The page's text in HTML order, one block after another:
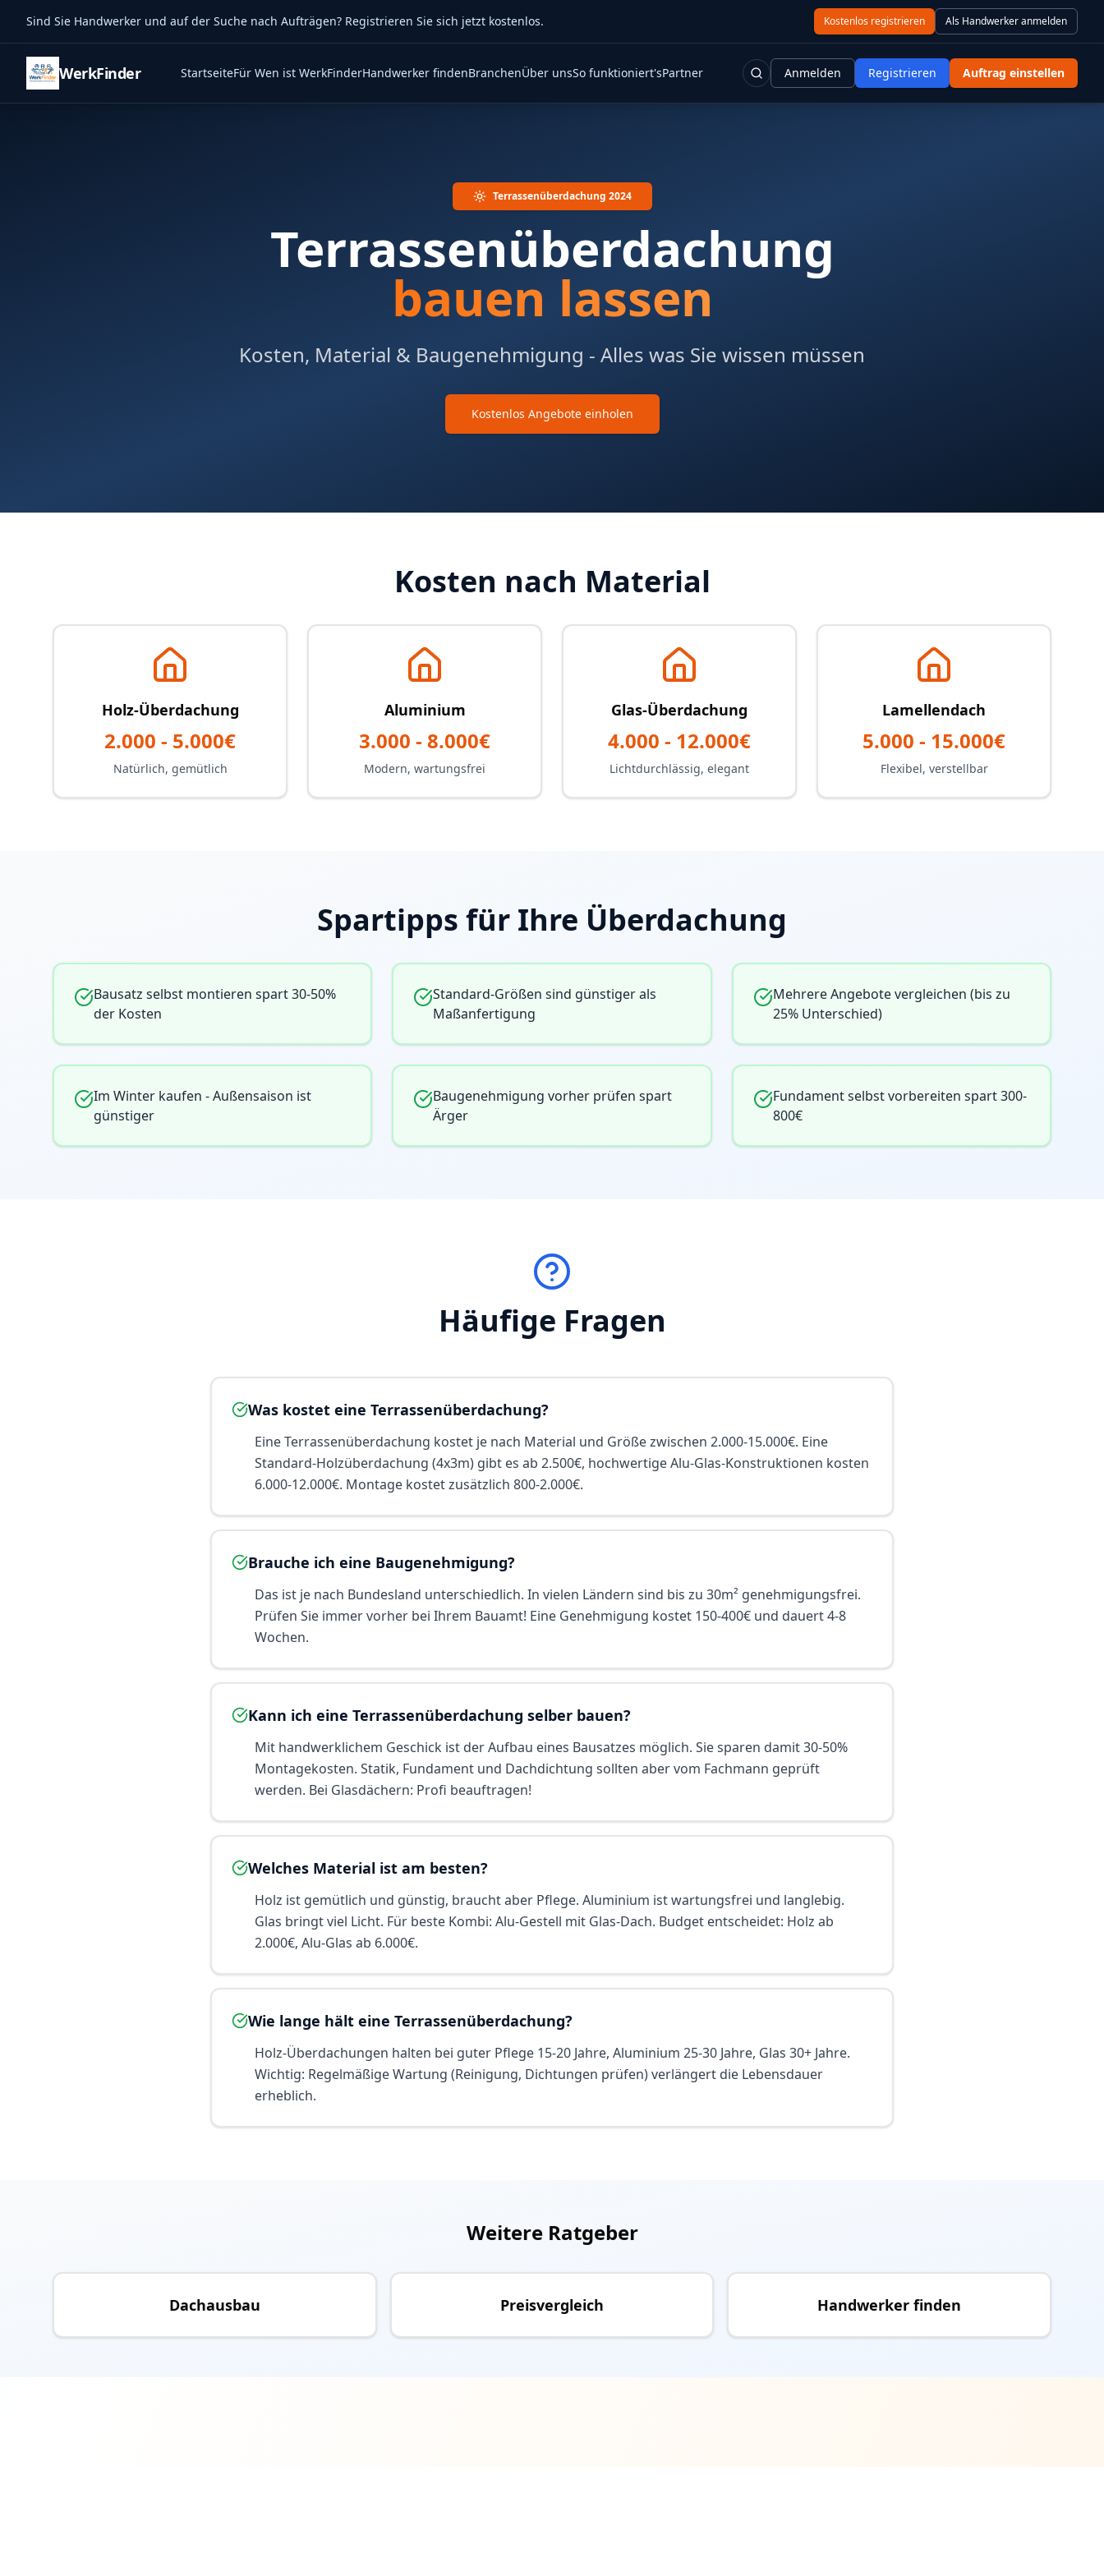
Sind Sie Handwerker und auf der Suche nach Aufträgen? Registrieren Sie sich jetzt kostenlos. Kostenlos registrieren Als Handwerker anmelden
WerkFinder StartseiteFür Wen ist WerkFinderHandwerker findenBranchenÜber unsSo funktioniert'sPartner Anmelden Registrieren Auftrag einstellen
Terrassenüberdachung 2024
Terrassenüberdachung
bauen lassen
Kosten, Material & Baugenehmigung - Alles was Sie wissen müssen
Kostenlos Angebote einholen
Kosten nach Material
Holz-Überdachung
2.000 - 5.000€
Natürlich, gemütlich
Aluminium
3.000 - 8.000€
Modern, wartungsfrei
Glas-Überdachung
4.000 - 12.000€
Lichtdurchlässig, elegant
Lamellendach
5.000 - 15.000€
Flexibel, verstellbar
Spartipps für Ihre Überdachung
Bausatz selbst montieren spart 30-50%
der Kosten
Standard-Größen sind günstiger als
Maßanfertigung
Mehrere Angebote vergleichen (bis zu
25% Unterschied)
Im Winter kaufen - Außensaison ist
günstiger
Baugenehmigung vorher prüfen spart
Ärger
Fundament selbst vorbereiten spart 300-
800€
Häufige Fragen
Was kostet eine Terrassenüberdachung?
Eine Terrassenüberdachung kostet je nach Material und Größe zwischen 2.000-15.000€. Eine
Standard-Holzüberdachung (4x3m) gibt es ab 2.500€, hochwertige Alu-Glas-Konstruktionen kosten
6.000-12.000€. Montage kostet zusätzlich 800-2.000€.
Brauche ich eine Baugenehmigung?
Das ist je nach Bundesland unterschiedlich. In vielen Ländern sind bis zu 30m² genehmigungsfrei.
Prüfen Sie immer vorher bei Ihrem Bauamt! Eine Genehmigung kostet 150-400€ und dauert 4-8
Wochen.
Kann ich eine Terrassenüberdachung selber bauen?
Mit handwerklichem Geschick ist der Aufbau eines Bausatzes möglich. Sie sparen damit 30-50%
Montagekosten. Statik, Fundament und Dachdichtung sollten aber vom Fachmann geprüft
werden. Bei Glasdächern: Profi beauftragen!
Welches Material ist am besten?
Holz ist gemütlich und günstig, braucht aber Pflege. Aluminium ist wartungsfrei und langlebig.
Glas bringt viel Licht. Für beste Kombi: Alu-Gestell mit Glas-Dach. Budget entscheidet: Holz ab
2.000€, Alu-Glas ab 6.000€.
Wie lange hält eine Terrassenüberdachung?
Holz-Überdachungen halten bei guter Pflege 15-20 Jahre, Aluminium 25-30 Jahre, Glas 30+ Jahre.
Wichtig: Regelmäßige Wartung (Reinigung, Dichtungen prüfen) verlängert die Lebensdauer
erheblich.
Weitere Ratgeber
Dachausbau Preisvergleich Handwerker finden